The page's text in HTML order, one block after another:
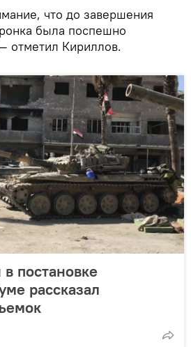
что до завершения
была поспешно
отметил Кириллов.
постановке
рассказал